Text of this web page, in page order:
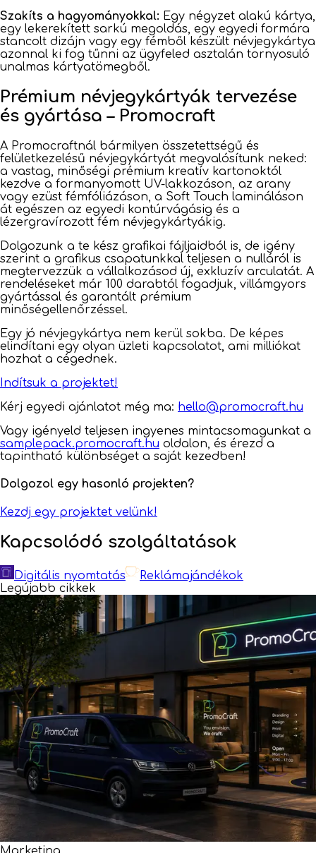
Szakíts a hagyományokkal: Egy négyzet alakú kártya,
egy lekerekített sarkú megoldás, egy egyedi formára
stancolt dizájn vagy egy fémből készült névjegykártya
azonnal ki fog tűnni az ügyfeled asztalán tornyosuló
unalmas kártyatömegből.
Prémium névjegykártyák tervezése
és gyártása – Promocraft
A Promocraftnál bármilyen összetettségű és
felületkezelésű névjegykártyát megvalósítunk neked:
a vastag, minőségi prémium kreatív kartonoktól
kezdve a formanyomott UV-lakkozáson, az arany
vagy ezüst fémfóliázáson, a Soft Touch lamináláson
át egészen az egyedi kontúrvágásig és a
lézergravírozott fém névjegykártyákig.
Dolgozunk a te kész grafikai fájljaidból is, de igény
szerint a grafikus csapatunkkal teljesen a nulláról is
megtervezzük a vállalkozásod új, exkluzív arculatát. A
rendeléseket már 100 darabtól fogadjuk, villámgyors
gyártással és garantált prémium
minőségellenőrzéssel.
Egy jó névjegykártya nem kerül sokba. De képes
elindítani egy olyan üzleti kapcsolatot, ami milliókat
hozhat a cégednek.
Indítsuk a projektet!
Kérj egyedi ajánlatot még ma: hello@promocraft.hu
Vagy igényeld teljesen ingyenes mintacsomagunkat a
samplepack.promocraft.hu oldalon, és érezd a
tapintható különbséget a saját kezedben!
Dolgozol egy hasonló projekten?
Kezdj egy projektet velünk!
Kapcsolódó szolgáltatások
Digitális nyomtatás
Reklámajándékok
Legújabb cikkek